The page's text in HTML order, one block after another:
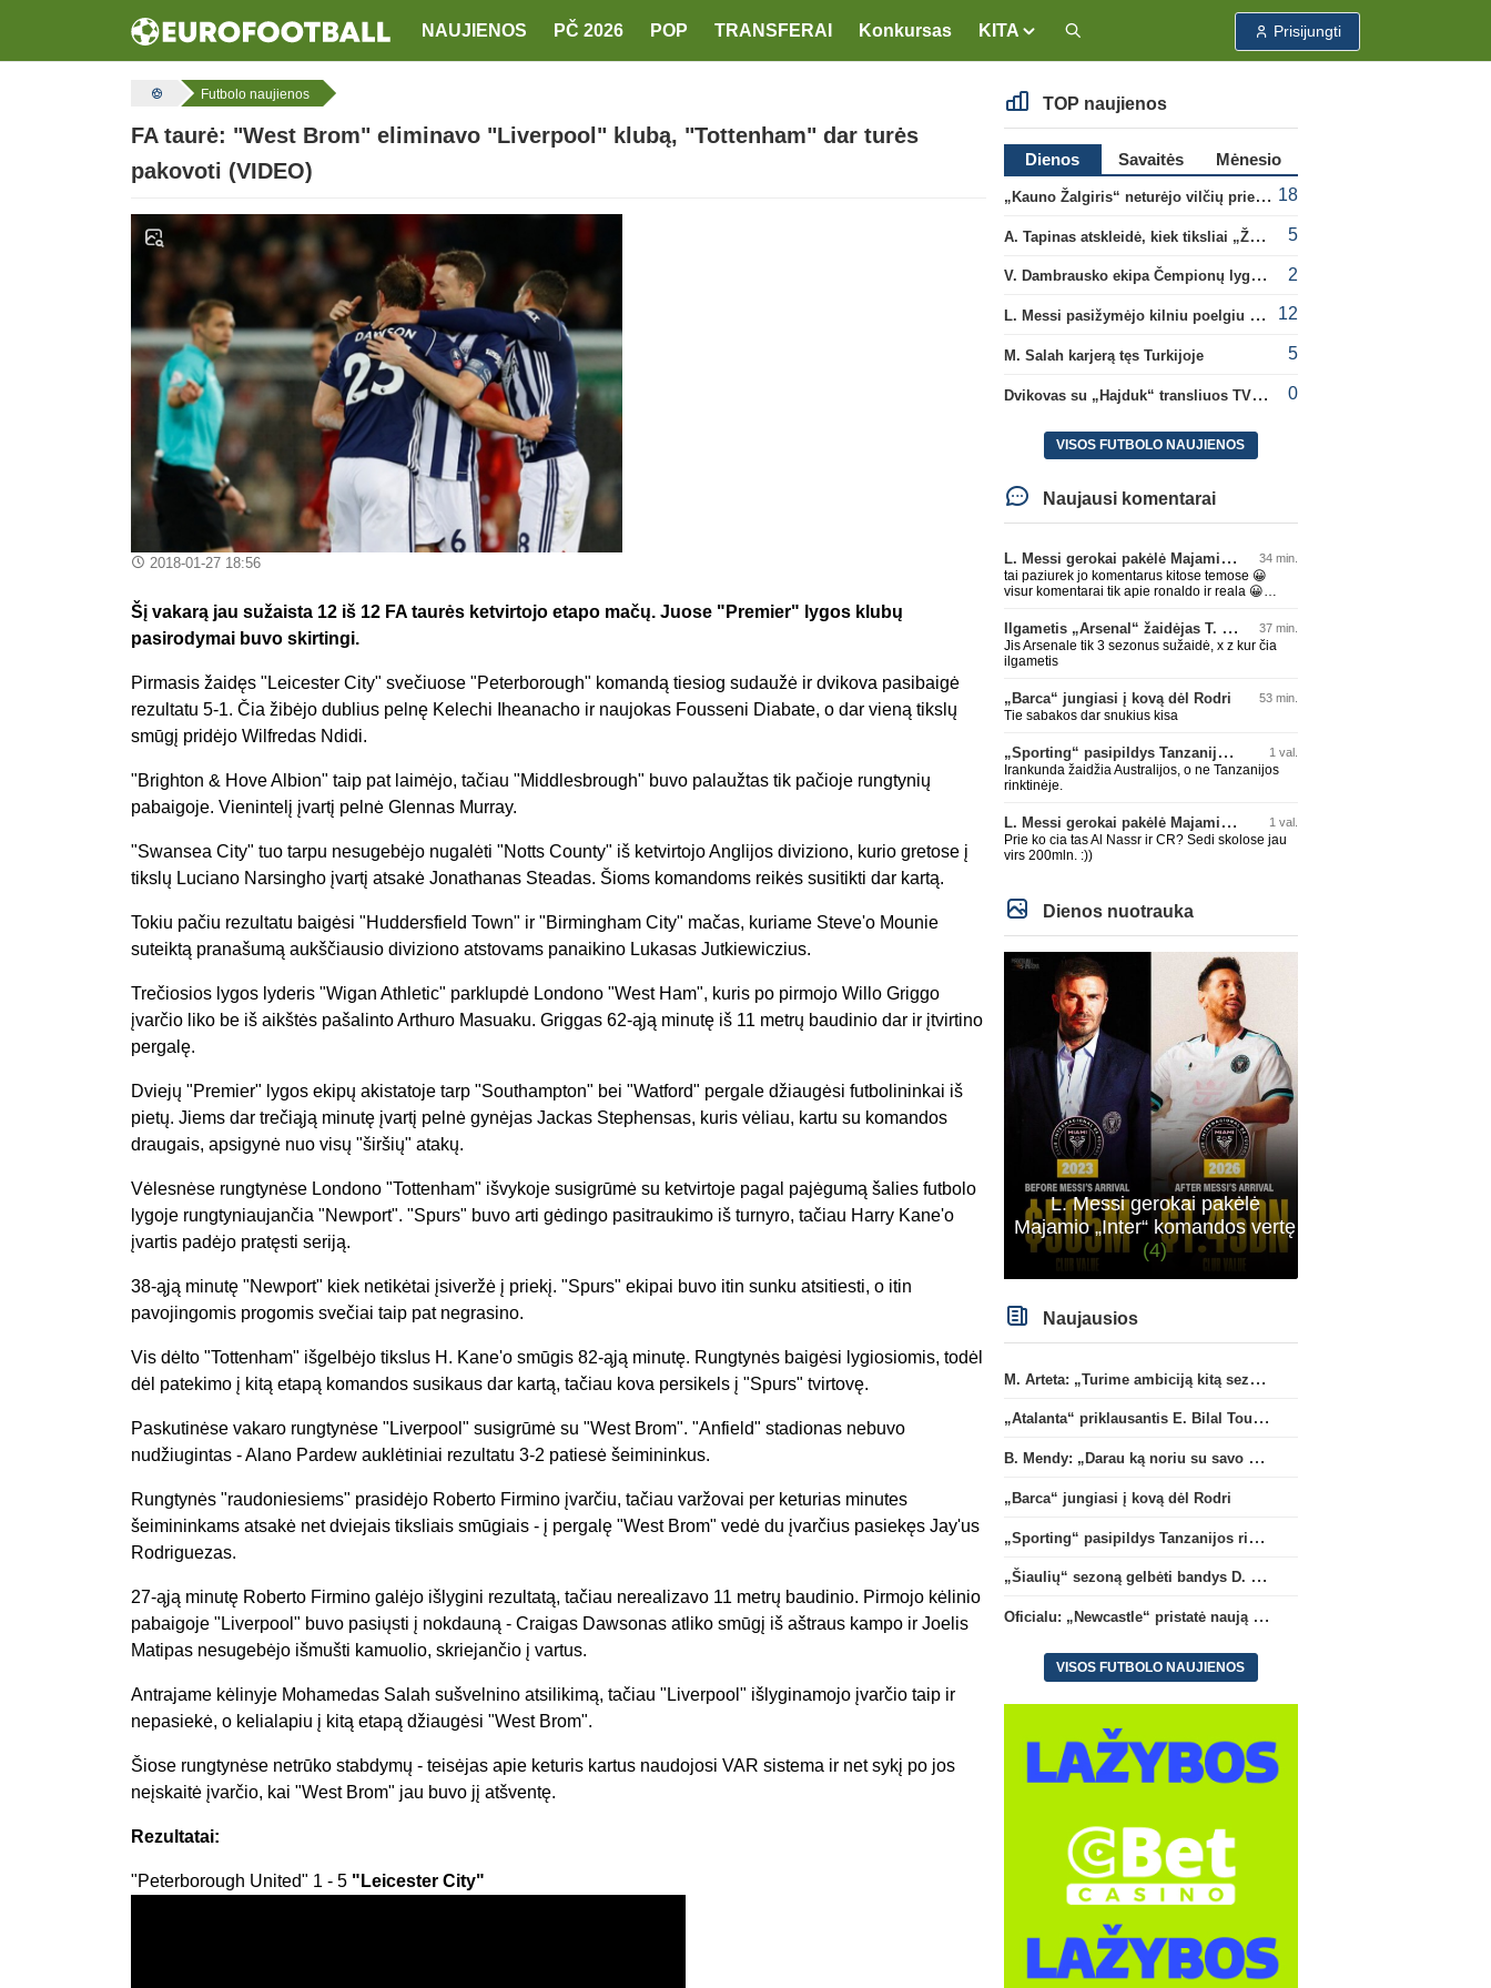
NAUJIENOS PČ 2026 POP TRANSFERAI Konkursas KITA Prisijungti
Futbolo naujienos
FA taurė: "West Brom" eliminavo "Liverpool" klubą, "Tottenham" dar turės
pakovoti (VIDEO)
2018-01-27 18:56
Šį vakarą jau sužaista 12 iš 12 FA taurės ketvirtojo etapo mačų. Juose "Premier" lygos klubų
pasirodymai buvo skirtingi.
Pirmasis žaidęs "Leicester City" svečiuose "Peterborough" komandą tiesiog sudaužė ir dvikova pasibaigė
rezultatu 5-1. Čia žibėjo dublius pelnę Kelechi Iheanacho ir naujokas Fousseni Diabate, o dar vieną tikslų
smūgį pridėjo Wilfredas Ndidi.
"Brighton & Hove Albion" taip pat laimėjo, tačiau "Middlesbrough" buvo palaužtas tik pačioje rungtynių
pabaigoje. Vienintelį įvartį pelnė Glennas Murray.
"Swansea City" tuo tarpu nesugebėjo nugalėti "Notts County" iš ketvirtojo Anglijos diviziono, kurio gretose į
tikslų Luciano Narsingho įvartį atsakė Jonathanas Steadas. Šioms komandoms reikės susitikti dar kartą.
Tokiu pačiu rezultatu baigėsi "Huddersfield Town" ir "Birmingham City" mačas, kuriame Steve'o Mounie
suteiktą pranašumą aukščiausio diviziono atstovams panaikino Lukasas Jutkiewiczius.
Trečiosios lygos lyderis "Wigan Athletic" parklupdė Londono "West Ham", kuris po pirmojo Willo Griggo
įvarčio liko be iš aikštės pašalinto Arthuro Masuaku. Griggas 62-ąją minutę iš 11 metrų baudinio dar ir įtvirtino
pergalę.
Dviejų "Premier" lygos ekipų akistatoje tarp "Southampton" bei "Watford" pergale džiaugėsi futbolininkai iš
pietų. Jiems dar trečiąją minutę įvartį pelnė gynėjas Jackas Stephensas, kuris vėliau, kartu su komandos
draugais, apsigynė nuo visų "širšių" atakų.
Vėlesnėse rungtynėse Londono "Tottenham" išvykoje susigrūmė su ketvirtoje pagal pajėgumą šalies futbolo
lygoje rungtyniaujančia "Newport". "Spurs" buvo arti gėdingo pasitraukimo iš turnyro, tačiau Harry Kane'o
įvartis padėjo pratęsti seriją.
38-ąją minutę "Newport" kiek netikėtai įsiveržė į priekį. "Spurs" ekipai buvo itin sunku atsitiesti, o itin
pavojingomis progomis svečiai taip pat negrasino.
Vis dėlto "Tottenham" išgelbėjo tikslus H. Kane'o smūgis 82-ąją minutę. Rungtynės baigėsi lygiosiomis, todėl
dėl patekimo į kitą etapą komandos susikaus dar kartą, tačiau kova persikels į "Spurs" tvirtovę.
Paskutinėse vakaro rungtynėse "Liverpool" susigrūmė su "West Brom". "Anfield" stadionas nebuvo
nudžiugintas - Alano Pardew auklėtiniai rezultatu 3-2 patiesė šeimininkus.
Rungtynės "raudoniesiems" prasidėjo Roberto Firmino įvarčiu, tačiau varžovai per keturias minutes
šeimininkams atsakė net dviejais tiksliais smūgiais - į pergalę "West Brom" vedė du įvarčius pasiekęs Jay'us
Rodriguezas.
27-ąją minutę Roberto Firmino galėjo išlygini rezultatą, tačiau nerealizavo 11 metrų baudinio. Pirmojo kėlinio
pabaigoje "Liverpool" buvo pasiųsti į nokdauną - Craigas Dawsonas atliko smūgį iš aštraus kampo ir Joelis
Matipas nesugebėjo išmušti kamuolio, skriejančio į vartus.
Antrajame kėlinyje Mohamedas Salah sušvelnino atsilikimą, tačiau "Liverpool" išlyginamojo įvarčio taip ir
nepasiekė, o kelialapiu į kitą etapą džiaugėsi "West Brom".
Šiose rungtynėse netrūko stabdymų - teisėjas apie keturis kartus naudojosi VAR sistema ir net sykį po jos
neįskaitė įvarčio, kai "West Brom" jau buvo jį atšventę.
Rezultatai:
"Peterborough United" 1 - 5 "Leicester City"
TOP naujienos
Dienos Savaitės
Mėnesio
„Kauno Žalgiris“ neturėjo vilčių prieš „Dinamo“ 18
A. Tapinas atskleidė, kiek tiksliai „Žalgiris“ jau uždirbo iš UEFA premijų 5
V. Dambrausko ekipa Čempionų lygos atrankoje patyrė skaudžią nesėkmę 2
L. Messi pasižymėjo kilniu poelgiu dėl kilusių gaisrų Madride 12
M. Salah karjerą tęs Turkijoje 5
Dvikovas su „Hajduk“ transliuos TV3, paskutinėje transliacijoje – nauji rekordai 0
VISOS FUTBOLO NAUJIENOS
Naujausi komentarai
L. Messi gerokai pakėlė Majamio „Inter“ komandos vertę 34 min.
tai paziurek jo komentarus kitose temose 😀
visur komentarai tik apie ronaldo ir reala 😀
kazka
Ilgametis „Arsenal“ žaidėjas T. Tomiyasu papildys „Crystal Palace“ ekipą 37 min.
Jis Arsenale tik 3 sezonus sužaidė, x z kur čia
ilgametis
„Barca“ jungiasi į kovą dėl Rodri 53 min.
Tie sabakos dar snukius kisa
„Sporting“ pasipildys Tanzanijos rinktinės krašto saugu 1 val.
Irankunda žaidžia Australijos, o ne Tanzanijos
rinktinėje.
L. Messi gerokai pakėlė Majamio „Inter“ komandos vertę 1 val.
Prie ko cia tas Al Nassr ir CR? Sedi skolose jau
virs 200mln. :))
Dienos nuotrauka
L. Messi gerokai pakėlė
Majamio „Inter“ komandos vertę
(4)
Naujausios
M. Arteta: „Turime ambiciją kitą sezoną kovoti dėl visų titulų“
„Atalanta“ priklausantis E. Bilal Toure karjerą tęs „Parma“ gretose
B. Mendy: „Darau ką noriu su savo pasaulio čempionato titulu“
„Barca“ jungiasi į kovą dėl Rodri
„Sporting“ pasipildys Tanzanijos rinktinės krašto saugu
„Šiaulių“ sezoną gelbėti bandys D. Lastauskas
Oficialu: „Newcastle“ pristatė naują strategą
VISOS FUTBOLO NAUJIENOS